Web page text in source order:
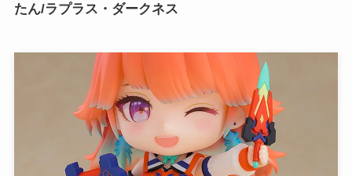
たん/ラプラス・ダークネス